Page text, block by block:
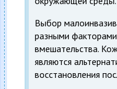
Выбор
разными
вмешательства.
являются
восстановления